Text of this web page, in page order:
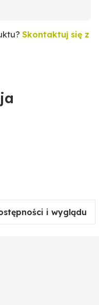
Skontaktuj się z
wtryskowego
i wyglądu